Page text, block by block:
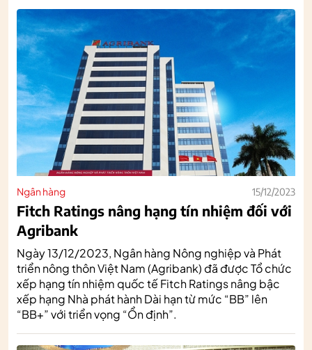
Ngân hàng 15/12/2023
Fitch Ratings nâng hạng tín nhiệm đối với
Agribank
Ngày 13/12/2023, Ngân hàng Nông nghiệp và Phát
triển nông thôn Việt Nam (Agribank) đã được Tổ chức
xếp hạng tín nhiệm quốc tế Fitch Ratings nâng bậc
xếp hạng Nhà phát hành Dài hạn từ mức “BB” lên
“BB+” với triển vọng “Ổn định”.